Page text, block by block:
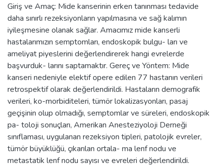
Giriş ve Amaç: Mide kanserinin erken tanınması tedavide
daha sınırlı rezeksiyonların yapılmasına ve sağ kalımın
iyileşmesine olanak sağlar. Amacımız mide kanserli
hastalarımızın semptomları, endoskopik bulgu- ları ve
ameliyat piyeslerini değerlendirerek hangi evrelerde
başvurduk- larını saptamaktır. Gereç ve Yöntem: Mide
kanseri nedeniyle elektif opere edilen 77 hastanın verileri
retrospektif olarak değerlendirildi. Hastaların demografik
verileri, ko-morbiditeleri, tümör lokalizasyonları, pasaj
geçişinin olup olmadığı, semptomlar ve süreleri, endoskopik
pa- toloji sonuçları, Amerikan Anesteziyoloji Derneği
sınıflaması, uygulanan rezeksiyon tipleri, patolojik evreler,
tümör büyüklüğü, çıkarılan ortala- ma lenf nodu ve
metastatik lenf nodu sayısı ve evreleri değerlendirildi.